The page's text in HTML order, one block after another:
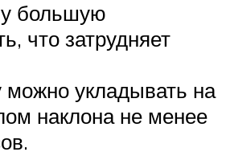
большую
что затрудняет
можно укладывать на
наклона не менее